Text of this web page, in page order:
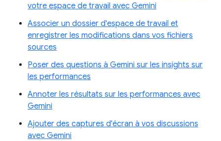
votre espace de travail avec Gemini
Associer un dossier d'espace de travail et
enregistrer les modifications dans vos fichiers
sources
Poser des questions à Gemini sur les insights sur
les performances
Annoter les résultats sur les performances avec
Gemini
Ajouter des captures d'écran à vos discussions
avec Gemini